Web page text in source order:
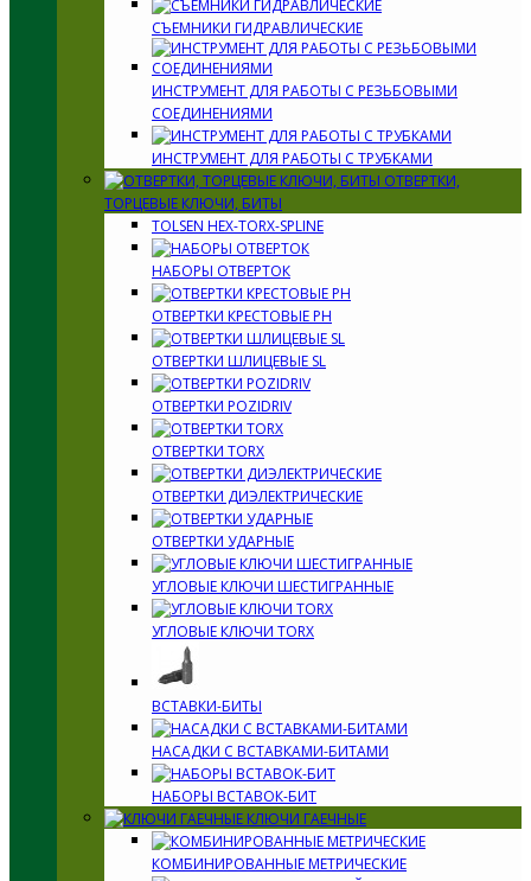
СЪЕМНИКИ ГИДРАВЛИЧЕСКИЕ
ИНСТРУМЕНТ ДЛЯ РАБОТЫ С РЕЗЬБОВЫМИ
СОЕДИНЕНИЯМИ
ИНСТРУМЕНТ ДЛЯ РАБОТЫ С ТРУБКАМИ
ОТВЕРТКИ,
ТОРЦЕВЫЕ КЛЮЧИ, БИТЫ
TOLSEN HEX-TORX-SPLINE
НАБОРЫ ОТВЕРТОК
ОТВЕРТКИ КРЕСТОВЫЕ PH
ОТВЕРТКИ ШЛИЦЕВЫЕ SL
ОТВЕРТКИ POZIDRIV
ОТВЕРТКИ TORX
ОТВЕРТКИ ДИЭЛЕКТРИЧЕСКИЕ
ОТВЕРТКИ УДАРНЫЕ
УГЛОВЫЕ КЛЮЧИ ШЕСТИГРАННЫЕ
УГЛОВЫЕ КЛЮЧИ TORX
ВСТАВКИ-БИТЫ
НАСАДКИ С ВСТАВКАМИ-БИТАМИ
НАБОРЫ ВСТАВОК-БИТ
КЛЮЧИ ГАЕЧНЫЕ
КОМБИНИРОВАННЫЕ МЕТРИЧЕСКИЕ